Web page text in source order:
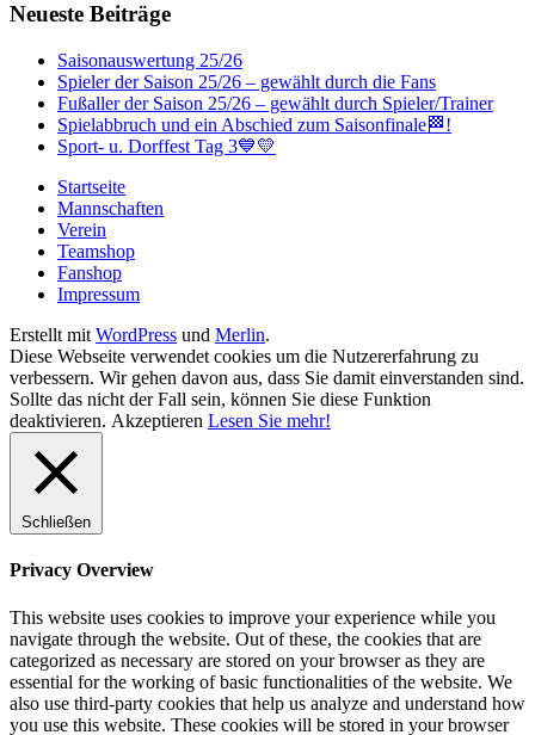
Neueste Beiträge
Saisonauswertung 25/26
Spieler der Saison 25/26 – gewählt durch die Fans
Fußaller der Saison 25/26 – gewählt durch Spieler/Trainer
Spielabbruch und ein Abschied zum Saisonfinale🏁!
Sport- u. Dorffest Tag 3💙💛
Startseite
Mannschaften
Verein
Teamshop
Fanshop
Impressum
Erstellt mit WordPress und Merlin.
Diese Webseite verwendet cookies um die Nutzererfahrung zu
verbessern. Wir gehen davon aus, dass Sie damit einverstanden sind.
Sollte das nicht der Fall sein, können Sie diese Funktion
deaktivieren. Akzeptieren Lesen Sie mehr!
Schließen
Privacy Overview
This website uses cookies to improve your experience while you
navigate through the website. Out of these, the cookies that are
categorized as necessary are stored on your browser as they are
essential for the working of basic functionalities of the website. We
also use third-party cookies that help us analyze and understand how
you use this website. These cookies will be stored in your browser